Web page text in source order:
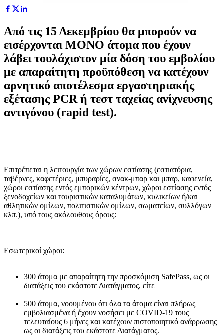
Από τις 15 Δεκεμβρίου θα μπορούν να
εισέρχονται ΜΟΝΟ άτομα που έχουν
λάβει τουλάχιστον μία δόση του εμβολίου
με απαραίτητη προϋπόθεση να κατέχουν
αρνητικό αποτέλεσμα εργαστηριακής
εξέτασης PCR ή τεστ ταχείας ανίχνευσης
αντιγόνου (rapid test).
Επιτρέπεται η λειτουργία των χώρων εστίασης (εστιατόρια,
ταβέρνες, καφετέριες, μπυραρίες, σνακ-μπαρ και μπαρ, καφενεία,
χώροι εστίασης εντός εμπορικών κέντρων, χώροι εστίασης εντός
ξενοδοχείων και τουριστικών καταλυμάτων, κυλικείων ή/και
αθλητικών ομίλων, πολιτιστικών ομίλων, σωματείων, συλλόγων
κλπ.), υπό τους ακόλουθους όρους:
Εσωτερικοί χώροι:
300 άτομα με απαραίτητη την προσκόμιση SafePass, ως οι
διατάξεις του εκάστοτε Διατάγματος, είτε
500 άτομα, νοουμένου ότι όλα τα άτομα είναι πλήρως
εμβολιασμένα ή έχουν νοσήσει με COVID-19 τους
τελευταίους 6 μήνες και κατέχουν πιστοποιητικό ανάρρωσης
ως οι διατάξεις του εκάστοτε Διατάγματος.